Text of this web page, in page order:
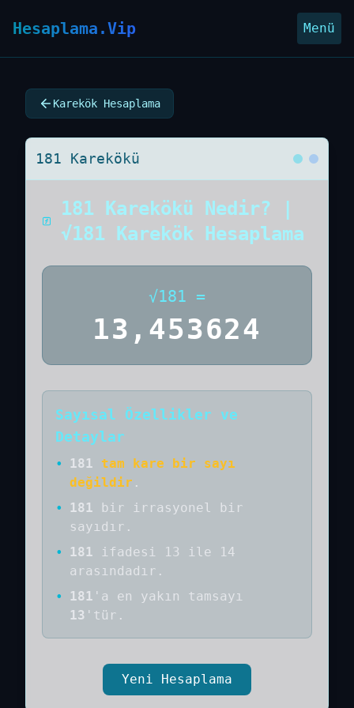
Hesaplama.Vip Menü
Karekök Hesaplama
181 Karekökü
181 Karekökü Nedir? |
√181 Karekök Hesaplama
√181 =
13,453624
Sayısal Özellikler ve
Detaylar
• 181
tam kare bir sayı
değildir .
•
181 bir
irrasyonel bir
sayıdır .
•
181
ifadesi 13 ile 14
arasındadır.
•
181 'a en yakın tamsayı
13 'tür.
Yeni Hesaplama